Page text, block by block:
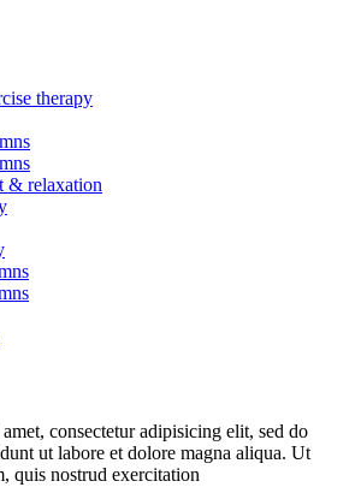
therapy
& relaxation
consectetur adipisicing elit, sed do
ut labore et dolore magna aliqua. Ut
quis nostrud exercitation